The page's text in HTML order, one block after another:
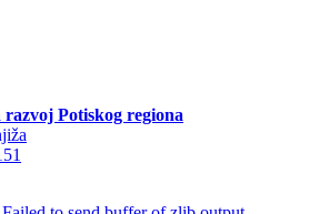
Potiskog regiona